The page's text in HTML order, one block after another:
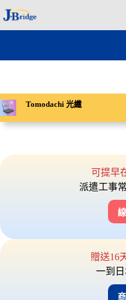
跳
至
Tomodachi 光纖
可提早
派遣工事
贈送16
一到